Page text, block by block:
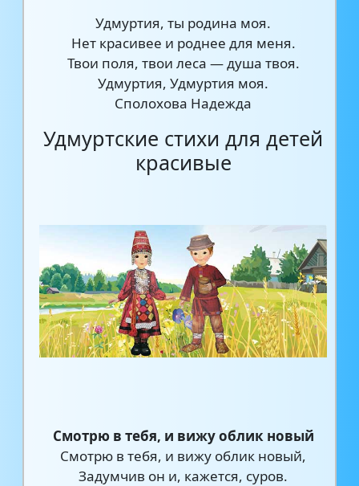
Удмуртия, ты родина моя.
Нет красивее и роднее для меня.
Твои поля, твои леса — душа твоя.
Удмуртия, Удмуртия моя.
Сполохова Надежда
Удмуртские стихи для детей
красивые
Смотрю в тебя, и вижу облик новый
Смотрю в тебя, и вижу облик новый,
Задумчив он и, кажется, суров.